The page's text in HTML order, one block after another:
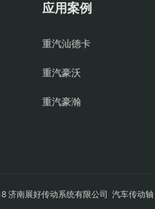
应用案例
重汽汕德卡
重汽豪沃
重汽豪瀚
济南展好传动系统有限公司 汽车传动轴